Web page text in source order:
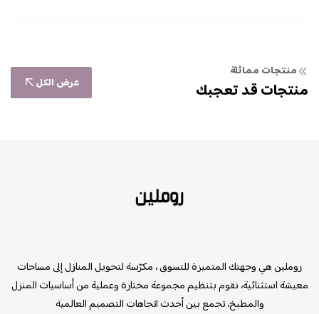
منتجات مماثلة
منتجات قد تعجبك عرض الكل
روملين هي وجهتك المتميزة للتسوق ، مكرّسة لتحويل المنازل إلى مساحات
معيشة استثنائية، نقوم بتنظيم مجموعة مختارة وعملية من أساسيات المنزل
والمطبخ، تجمع بين أحدث اتجاهات التصميم العالمية